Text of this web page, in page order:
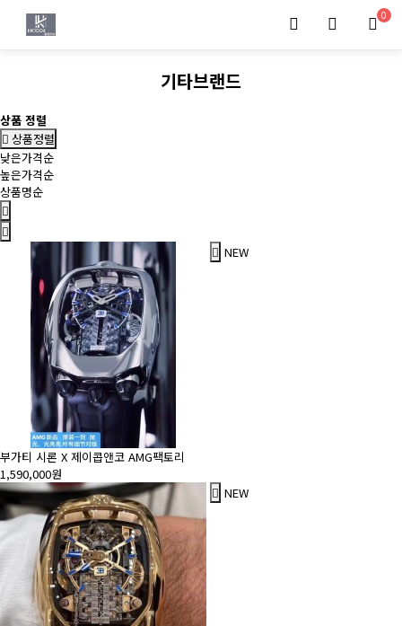
0
기타브랜드
상품 정렬
상품정렬
낮은가격순
높은가격순
상품명순
NEW
부가티 시론 X 제이콥앤코 AMG팩토리
1,590,000원
NEW